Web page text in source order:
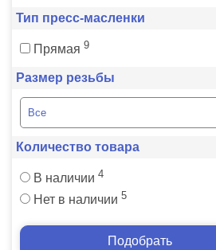
Тип пресс-масленки
Прямая 9
Размер резьбы
Количество товара
В наличии 4
Нет в наличии 5
Подобрать